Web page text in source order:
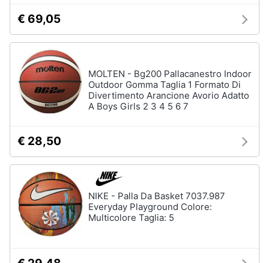
€ 69,05
MOLTEN - Bg200 Pallacanestro Indoor
Outdoor Gomma Taglia 1 Formato Di
Divertimento Arancione Avorio Adatto
A Boys Girls 2 3 4 5 6 7
€ 28,50
NIKE - Palla Da Basket 7037.987
Everyday Playground Colore:
Multicolore Taglia: 5